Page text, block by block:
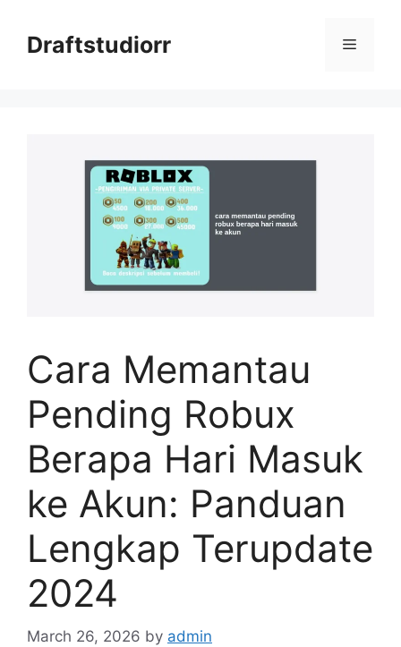
contentDraftstudiorr Menu
Cara Memantau
Pending Robux
Berapa Hari Masuk
ke Akun: Panduan
Lengkap Terupdate
2024
March 26, 2026 by admin